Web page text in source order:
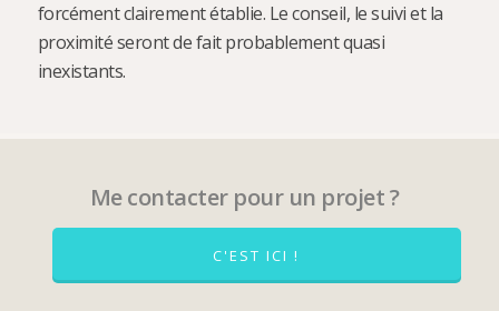
forcément clairement établie. Le conseil, le suivi et la
proximité seront de fait probablement quasi
inexistants.
Me contacter pour un projet ?
C'EST ICI !